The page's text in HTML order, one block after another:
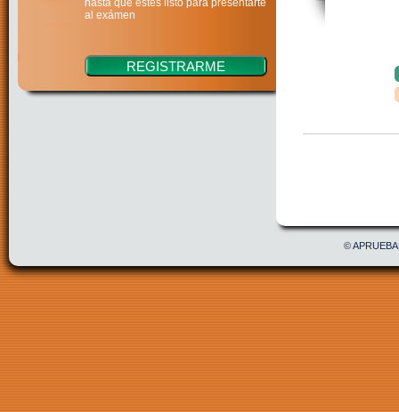
hasta que estés listo para presentarte
al exámen
©